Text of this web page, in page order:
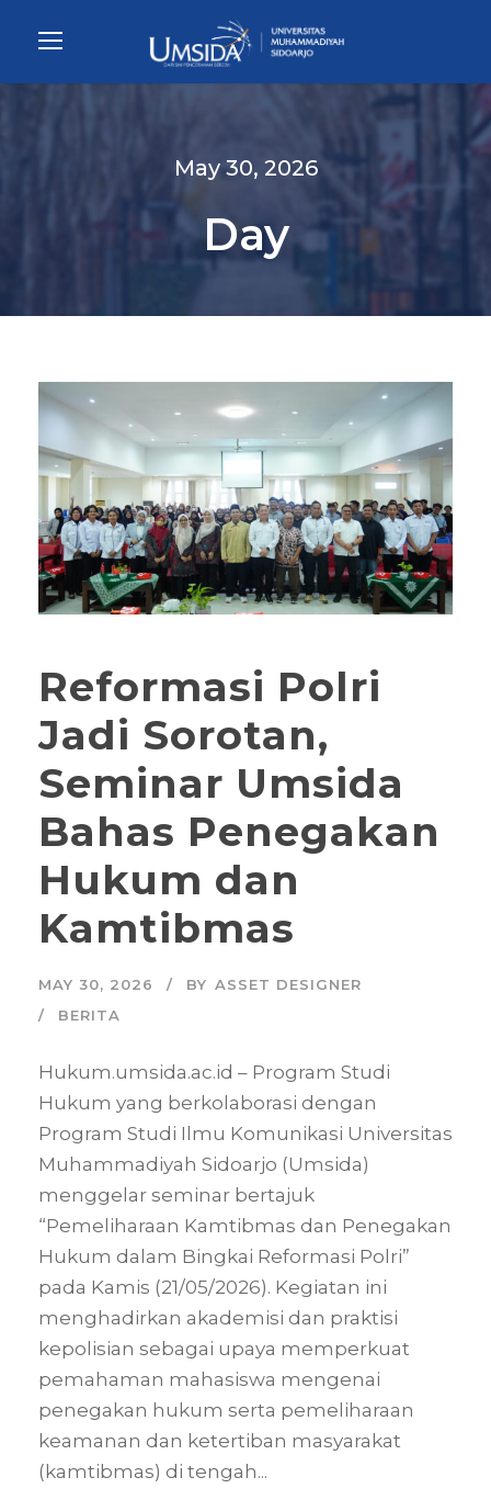
May 30, 2026
Day
Reformasi Polri
Jadi Sorotan,
Seminar Umsida
Bahas Penegakan
Hukum dan
Kamtibmas
MAY 30, 2026 BY ASSET DESIGNER
BERITA
Hukum.umsida.ac.id – Program Studi
Hukum yang berkolaborasi dengan
Program Studi Ilmu Komunikasi Universitas
Muhammadiyah Sidoarjo (Umsida)
menggelar seminar bertajuk
“Pemeliharaan Kamtibmas dan Penegakan
Hukum dalam Bingkai Reformasi Polri”
pada Kamis (21/05/2026). Kegiatan ini
menghadirkan akademisi dan praktisi
kepolisian sebagai upaya memperkuat
pemahaman mahasiswa mengenai
penegakan hukum serta pemeliharaan
keamanan dan ketertiban masyarakat
(kamtibmas) di tengah...